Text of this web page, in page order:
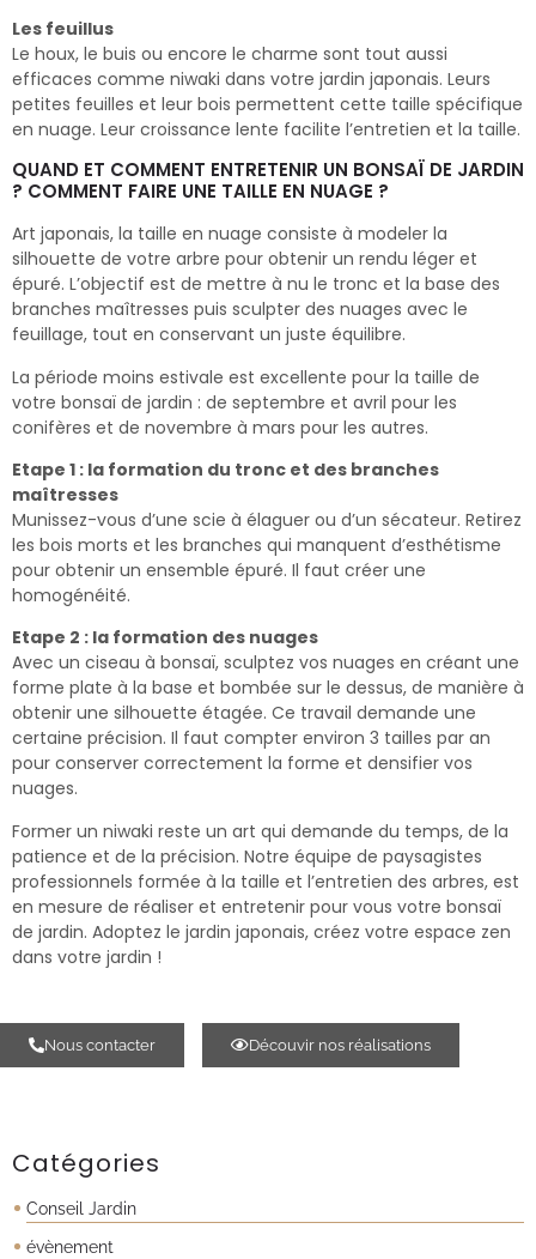
Les feuillus
Le houx, le buis ou encore le charme sont tout aussi
efficaces comme niwaki dans votre jardin japonais. Leurs
petites feuilles et leur bois permettent cette taille spécifique
en nuage. Leur croissance lente facilite l’entretien et la taille.
QUAND ET COMMENT ENTRETENIR UN BONSAÏ DE JARDIN
? COMMENT FAIRE UNE TAILLE EN NUAGE ?
Art japonais, la taille en nuage consiste à modeler la
silhouette de votre arbre pour obtenir un rendu léger et
épuré. L’objectif est de mettre à nu le tronc et la base des
branches maîtresses puis sculpter des nuages avec le
feuillage, tout en conservant un juste équilibre.
La période moins estivale est excellente pour la taille de
votre bonsaï de jardin : de septembre et avril pour les
conifères et de novembre à mars pour les autres.
Etape 1 : la formation du tronc et des branches
maîtresses
Munissez-vous d’une scie à élaguer ou d’un sécateur. Retirez
les bois morts et les branches qui manquent d’esthétisme
pour obtenir un ensemble épuré. Il faut créer une
homogénéité.
Etape 2 : la formation des nuages
Avec un ciseau à bonsaï, sculptez vos nuages en créant une
forme plate à la base et bombée sur le dessus, de manière à
obtenir une silhouette étagée. Ce travail demande une
certaine précision. Il faut compter environ 3 tailles par an
pour conserver correctement la forme et densifier vos
nuages.
Former un niwaki reste un art qui demande du temps, de la
patience et de la précision. Notre équipe de paysagistes
professionnels formée à la taille et l’entretien des arbres, est
en mesure de réaliser et entretenir pour vous votre bonsaï
de jardin. Adoptez le jardin japonais, créez votre espace zen
dans votre jardin !
Nous contacter Découvir nos réalisations
Catégories
Conseil Jardin
évènement